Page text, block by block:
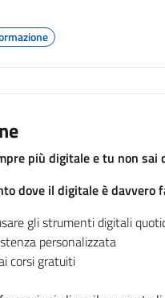
più digitale e tu non sai
dove il digitale è davvero
gli strumenti digitali
personalizzata
corsi gratuiti